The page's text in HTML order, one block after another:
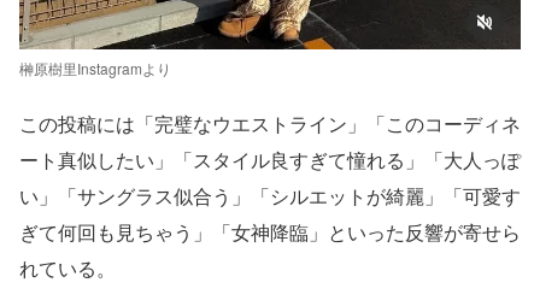
榊原樹里Instagramより
この投稿には「完璧なウエストライン」「このコーディネ
ート真似したい」「スタイル良すぎて憧れる」「大人っぽ
い」「サングラス似合う」「シルエットが綺麗」「可愛す
ぎて何回も見ちゃう」「女神降臨」といった反響が寄せら
れている。